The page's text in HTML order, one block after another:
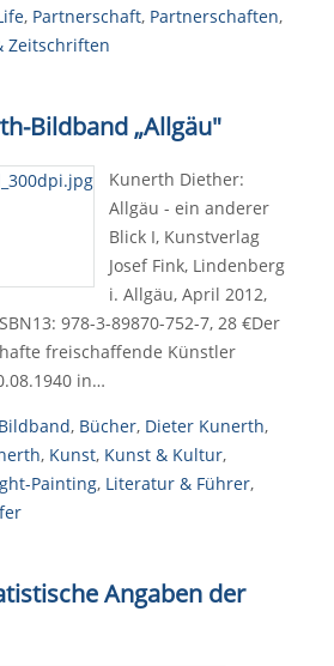
, Partnerschaft, Partnerschaften,
Zeitschriften
Bildband „Allgäu"
Kunerth Diether:
Allgäu - ein anderer
Blick I, Kunstverlag
Josef Fink, Lindenberg
i. Allgäu, April 2012,
978-3-89870-752-7, 28 €Der
freischaffende Künstler
in…
Bildband, Bücher, Dieter Kunerth,
, Kunst, Kunst & Kultur,
Painting, Literatur & Führer,
Angaben der